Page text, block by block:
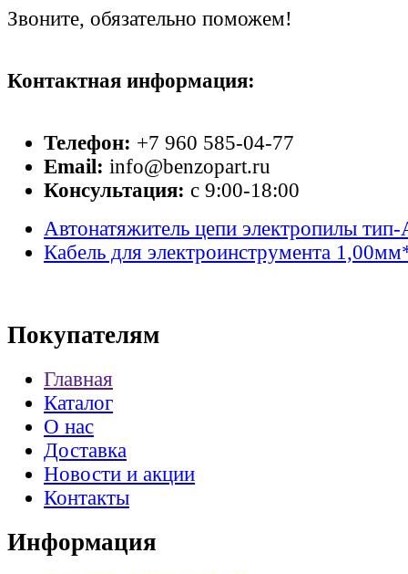
Звоните, обязательно поможем!
Контактная информация:
Телефон: +7 960 585-04-77
Email: info@benzopart.ru
Консультация: с 9:00-18:00
Автонатяжитель цепи электропилы тип-
Кабель для электроинструмента
Покупателям
Главная
Каталог
О нас
Доставка
Новости и акции
Контакты
Информация